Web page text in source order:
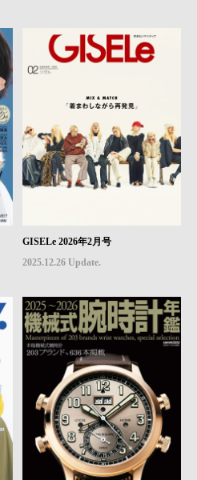
GISELe 2026年2月号
2025.12.26 Update.